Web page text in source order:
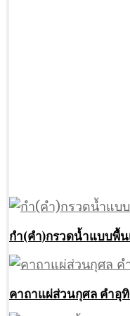
กำ(คำ)กรวดน้ำแบบพื้
คาถาแผ่ส่วนกุศล คำอุ